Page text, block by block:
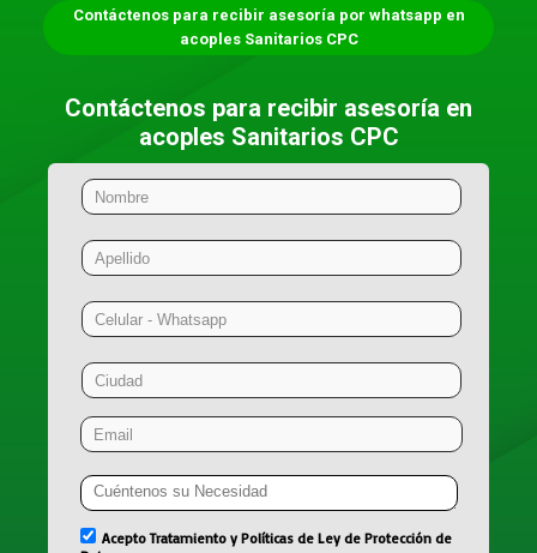
Contáctenos para recibir asesoría por whatsapp en
acoples Sanitarios CPC
Contáctenos para recibir asesoría en
acoples Sanitarios CPC